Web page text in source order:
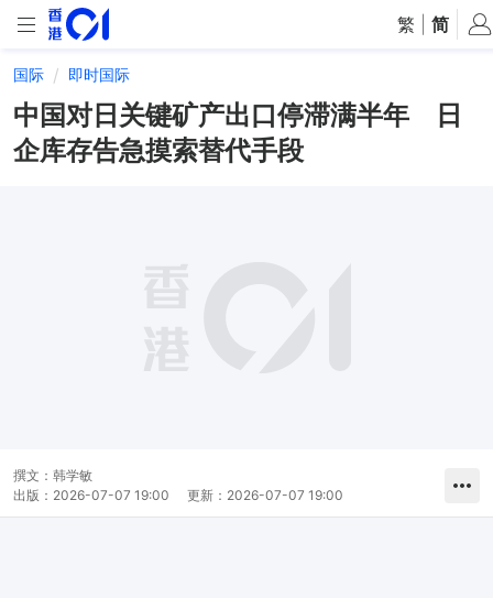
繁 简
国际 即时国际
中国对日关键矿产出口停滞满半年 日
企库存告急摸索替代手段
撰文： 韩学敏
出版： 2026-07-07 19:00 更新： 2026-07-07 19:00